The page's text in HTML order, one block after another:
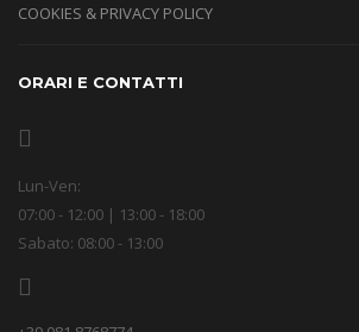
COOKIES & PRIVACY POLICY
ORARI E CONTATTI
Lun-Ven:
07:00 - 12:00 | 13:00 - 18:00
Sabato: 08:00 - 13:00